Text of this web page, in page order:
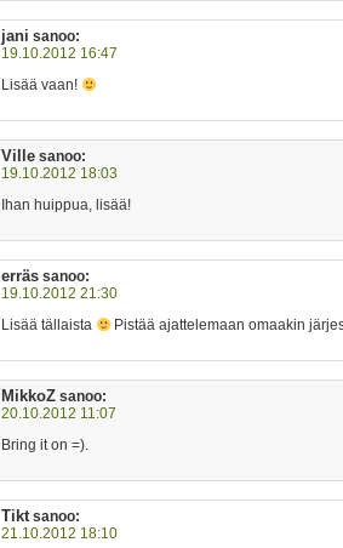
jani sanoo:
19.10.2012 16:47
Lisää vaan!
Ville sanoo:
19.10.2012 18:03
Ihan huippua, lisää!
erräs sanoo:
19.10.2012 21:30
Lisää tällaista
Pistää ajattelemaan omaakin
MikkoZ sanoo:
20.10.2012 11:07
Bring it on =).
Tikt sanoo:
21.10.2012 18:10